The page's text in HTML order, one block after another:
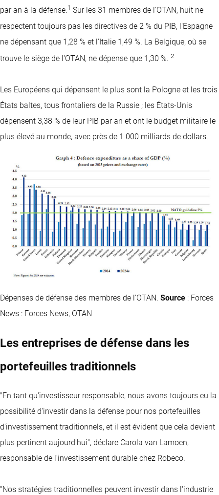
par an à la défense.1 Sur les 31 membres de l'OTAN, huit ne
respectent toujours pas les directives de 2 % du PIB, l'Espagne
ne dépensant que 1,28 % et l'Italie 1,49 %. La Belgique, où se
trouve le siège de l'OTAN, ne dépense que 1,30 %. 2
Les Européens qui dépensent le plus sont la Pologne et les trois
États baltes, tous frontaliers de la Russie ; les États-Unis
dépensent 3,38 % de leur PIB par an et ont le budget militaire le
plus élevé au monde, avec près de 1 000 milliards de dollars.
Dépenses de défense des membres de l'OTAN. Source : Forces
News : Forces News, OTAN
Les entreprises de défense dans les
portefeuilles traditionnels
"En tant qu'investisseur responsable, nous avons toujours eu la
possibilité d'investir dans la défense pour nos portefeuilles
d'investissement traditionnels, et il est évident que cela devient
plus pertinent aujourd'hui", déclare Carola van Lamoen,
responsable de l'investissement durable chez Robeco.
"Nos stratégies traditionnelles peuvent investir dans l'industrie